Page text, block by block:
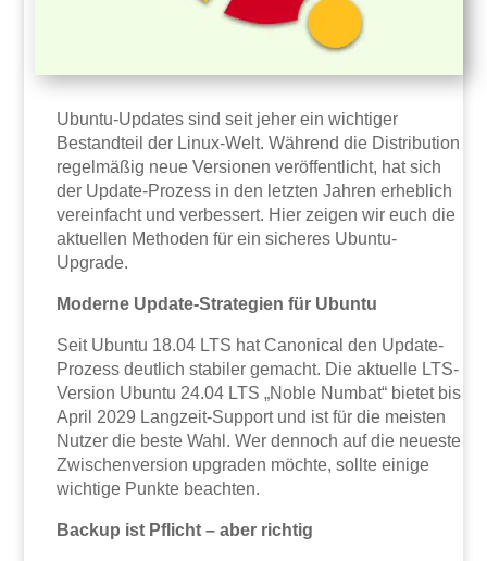
Ubuntu-Updates sind seit jeher ein wichtiger
Bestandteil der Linux-Welt. Während die Distribution
regelmäßig neue Versionen veröffentlicht, hat sich
der Update-Prozess in den letzten Jahren erheblich
vereinfacht und verbessert. Hier zeigen wir euch die
aktuellen Methoden für ein sicheres Ubuntu-
Upgrade.
Moderne Update-Strategien für Ubuntu
Seit Ubuntu 18.04 LTS hat Canonical den Update-
Prozess deutlich stabiler gemacht. Die aktuelle LTS-
Version Ubuntu 24.04 LTS „Noble Numbat“ bietet bis
April 2029 Langzeit-Support und ist für die meisten
Nutzer die beste Wahl. Wer dennoch auf die neueste
Zwischenversion upgraden möchte, sollte einige
wichtige Punkte beachten.
Backup ist Pflicht – aber richtig